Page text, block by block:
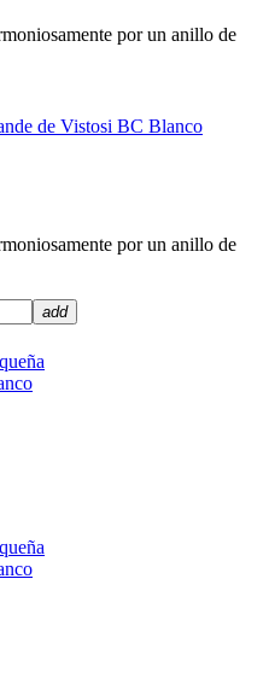
por un anillo de
por un anillo de
add